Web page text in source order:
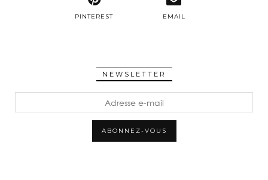
PINTEREST EMAIL
NEWSLETTER
ABONNEZ-VOUS